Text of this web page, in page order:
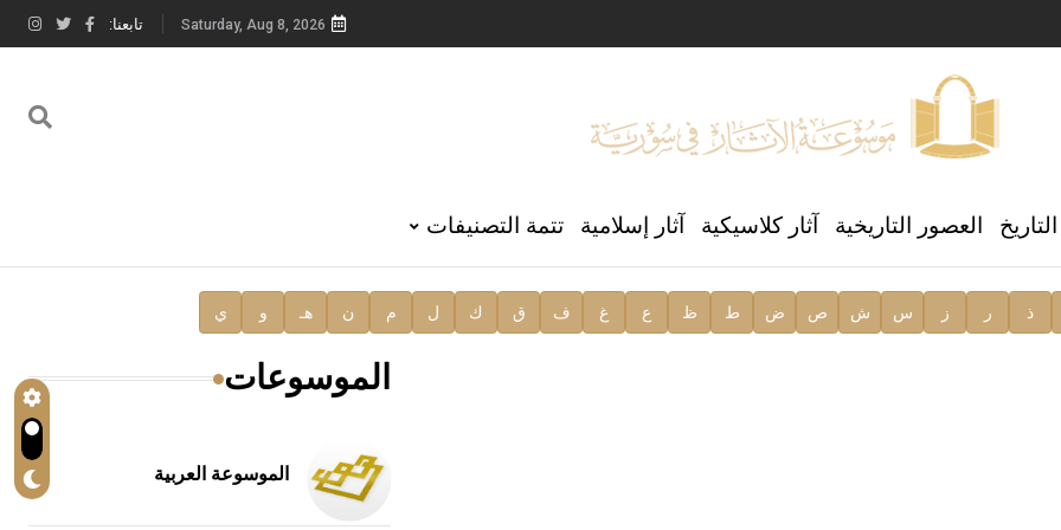
العالمي للغة العربية
Saturday, Aug 8, 2026 تابعنا:
العصور التاريخية آثار كلاسيكية آثار إسلامية تتمة التصنيفات
ذ ر ز س ش ص ض ط ظ ع غ ف ق ك ل م ن هـ و ي
الموسوعات
الموسوعة العربية